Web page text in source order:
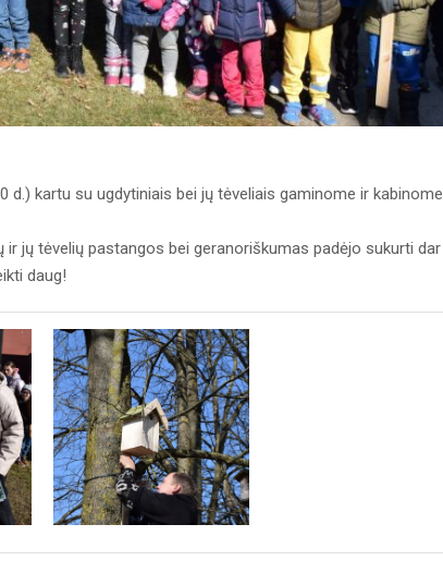
kartu su ugdytiniais bei jų tėveliais gaminome ir kabinome
jų tėvelių pastangos bei geranoriškumas padėjo sukurti dar
daug!